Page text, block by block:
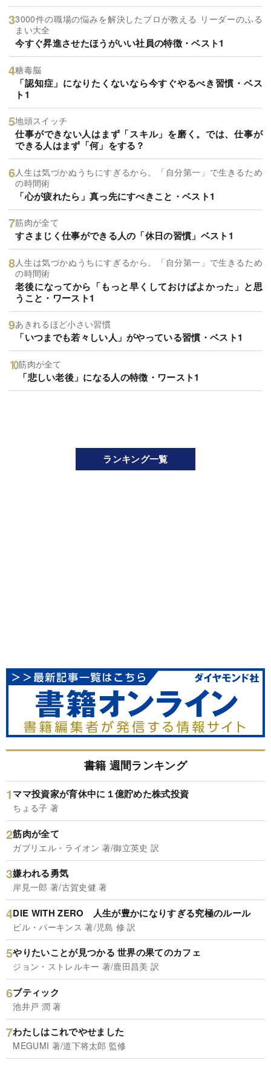
3000件の職場の悩みを解決したプロが教える リーダーのふる
まい大全
今すぐ昇進させたほうがいい社員の特徴・ベスト1
糖毒脳
「認知症」になりたくないなら今すぐやるべき習慣・ベス
ト1
地頭スイッチ
仕事ができない人はまず「スキル」を磨く。では、仕事が
できる人はまず「何」をする？
人生は気づかぬうちにすぎるから。「自分第一」で生きるため
の時間術
「心が疲れたら」真っ先にすべきこと・ベスト1
筋肉が全て
すさまじく仕事ができる人の「休日の習慣」ベスト1
人生は気づかぬうちにすぎるから。「自分第一」で生きるため
の時間術
老後になってから「もっと早くしておけばよかった」と思
うこと・ワースト1
あきれるほど小さい習慣
「いつまでも若々しい人」がやっている習慣・ベスト1
筋肉が全て
「悲しい老後」になる人の特徴・ワースト1
ランキング一覧
書籍 週間ランキング
ママ投資家が育休中に１億貯めた株式投資
ちょる子 著
筋肉が全て
ガブリエル・ライオン 著/御立英史 訳
嫌われる勇気
岸見一郎 著/古賀史健 著
DIE WITH ZERO 人生が豊かになりすぎる究極のルール
ビル・パーキンス 著/児島 修 訳
やりたいことが見つかる 世界の果てのカフェ
ジョン・ストレルキー 著/鹿田昌美 訳
ブティック
池井戸 潤 著
わたしはこれでやせました
MEGUMI 著/道下将太郎 監修